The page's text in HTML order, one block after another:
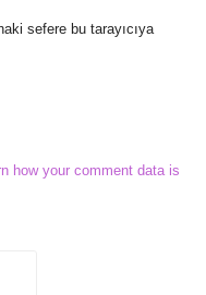
sefere bu tarayıcıya
how your comment data is